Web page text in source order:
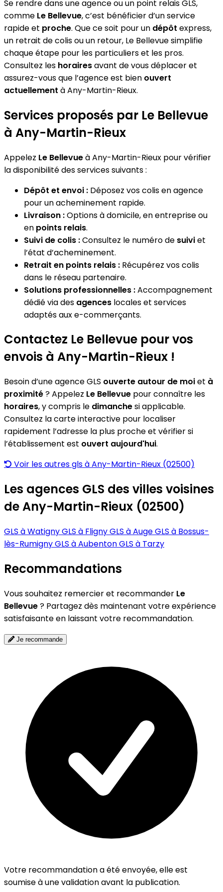
Se rendre dans une agence ou un point relais GLS,
comme Le Bellevue, c’est bénéficier d’un service
rapide et proche. Que ce soit pour un dépôt express,
un retrait de colis ou un retour, Le Bellevue simplifie
chaque étape pour les particuliers et les pros.
Consultez les horairesavant de vous déplacer et
assurez-vous que l’agence est bien ouvert
actuellement à Any-Martin-Rieux.
Services proposés par Le Bellevue
à Any-Martin-Rieux
Appelez Le Bellevueà Any-Martin-Rieux pour vérifier
la disponibilité des services suivants :
Dépôt et envoi : Déposez vos colis en agence
pour un acheminement rapide.
Livraison :Options à domicile, en entreprise ou
en points relais.
Suivi de colis :Consultez le numéro de suiviet
l’état d’acheminement.
Retrait en points relais : Récupérez vos colis
dans le réseau partenaire.
Solutions professionnelles :Accompagnement
dédié via des agences locales et services
adaptés aux e-commerçants.
Contactez Le Bellevue pour vos
envois à Any-Martin-Rieux !
Besoin d’une agence GLS ouverte autour de moiet à
proximité? Appelez Le Bellevue pour connaître les
horaires, y compris le dimanchesi applicable.
Consultez la carte interactive pour localiser
rapidement l’adresse la plus proche et vérifier si
l’établissement est ouvert aujourd'hui.
Voir les autres gls à Any-Martin-Rieux (02500)
Les agences GLS des villes voisines
de Any-Martin-Rieux (02500)
GLS à WatignyGLS à FlignyGLS à AugeGLS à Bossus-
lès-RumignyGLS à AubentonGLS à Tarzy
Recommandations
Vous souhaitez remercier et recommander Le
Bellevue? Partagez dès maintenant votre expérience
satisfaisante en laissant votre recommandation.
Je recommande
Votre recommandation a été envoyée, elle est
soumise à une validation avant la publication.